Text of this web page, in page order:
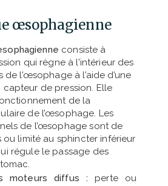
œsophagienne
consiste à
qui règne à l’intérieur des
l’œsophage à l’aide d’une
capteur de pression. Elle
de la
de l’œsophage. Les
de l’œsophage sont de
ou limité au sphincter inférieur
régule le passage des
moteurs diffus : perte ou